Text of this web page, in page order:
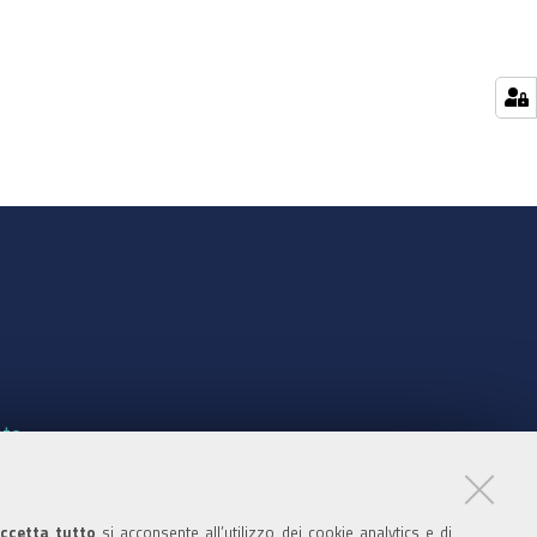
tutto si acconsente all’utilizzo dei cookie analytics e di